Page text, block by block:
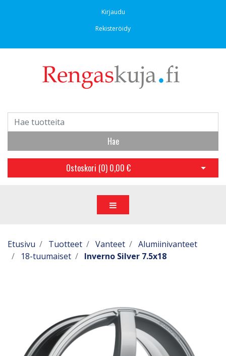
Kirjaudu
Rekisteröidy
Hae
Ostoskori (0) 0,00 € Avaa
Etusivu Tuotteet Vanteet
Alumiinivanteet
18-tuumaiset
Inverno Silver 7.5x18